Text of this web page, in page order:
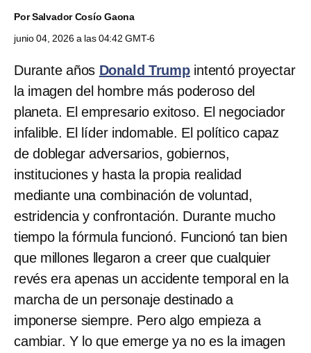
PorSalvador Cosío Gaona
junio 04, 2026 a las 04:42 GMT-6
Durante años Donald Trumpintentó proyectar
la imagen del hombre más poderoso del
planeta. El empresario exitoso. El negociador
infalible. El líder indomable. El político capaz
de doblegar adversarios, gobiernos,
instituciones y hasta la propia realidad
mediante una combinación de voluntad,
estridencia y confrontación. Durante mucho
tiempo la fórmula funcionó. Funcionó tan bien
que millones llegaron a creer que cualquier
revés era apenas un accidente temporal en la
marcha de un personaje destinado a
imponerse siempre. Pero algo empieza a
cambiar. Y lo que emerge ya no es la imagen